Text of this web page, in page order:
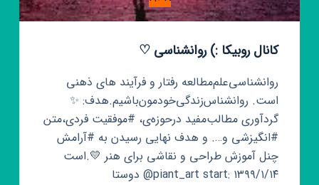
کانال روبیکا :) روانشناسی ⁦♡
روانشناسی‌علم‌مطالعه رفتار‌ و‌ فرآیند های ذهنی
است. روانشناس‌زندگی‌خودمون‌باشیم.⁦✨ هدف:
گردآوری مطالب‌مفید در‌حوزه‌ی، #موفقیت فردی،متن
#انگیزشی و…. و هدف نهایی رسیدن به #آرامش
است.⁦⁦💛 چنل آموزش طراحی و نقاشی برای هنر
دوستا @piant_art start: ۱۳۹۹/۱/۱۴